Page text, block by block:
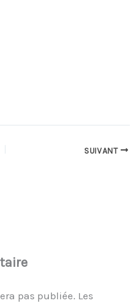
SUIVANT
pas publiée. Les